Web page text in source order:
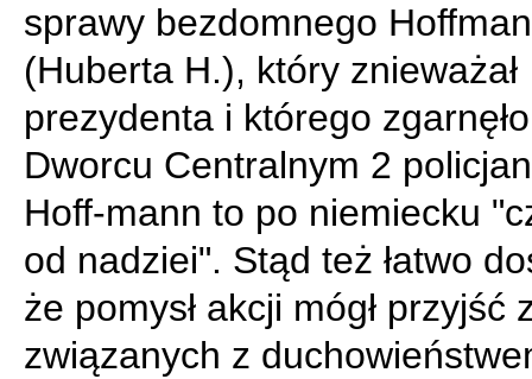
sprawy bezdomnego
(Huberta H.), który znieważał
prezydenta i którego
Dworcu Centralnym 2
Hoff-mann to po niemiecku
od nadziei". Stąd też łatwo
że pomysł akcji mógł przyjść
związanych z